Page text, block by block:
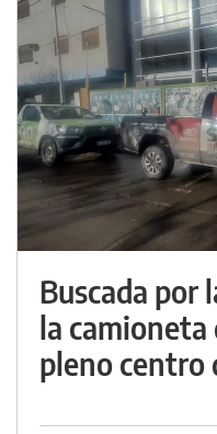
Buscada por
la camioneta
pleno centro